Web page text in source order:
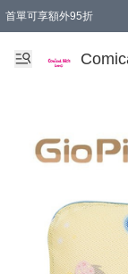
首單可享額外95折